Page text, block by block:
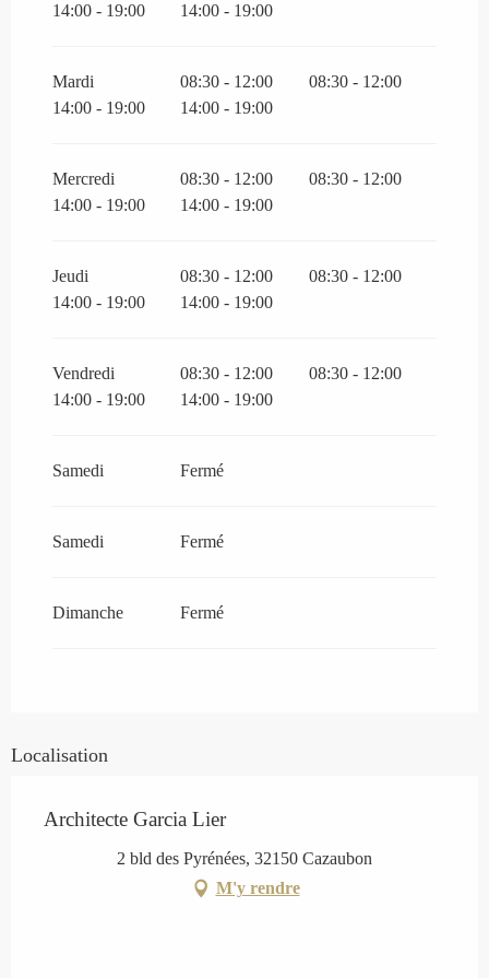
14:00 - 19:00
14:00 - 19:00
Mardi 08:30 - 12:00
08:30 - 12:00
14:00 - 19:00
14:00 - 19:00
Mercredi 08:30 - 12:00
08:30 - 12:00
14:00 - 19:00
14:00 - 19:00
Jeudi 08:30 - 12:00
08:30 - 12:00
14:00 - 19:00
14:00 - 19:00
Vendredi 08:30 - 12:00
08:30 - 12:00
14:00 - 19:00
14:00 - 19:00
Samedi Fermé
Samedi Fermé
Dimanche Fermé
Localisation
Architecte Garcia Lier
2 bld des Pyrénées, 32150 Cazaubon
M'y rendre